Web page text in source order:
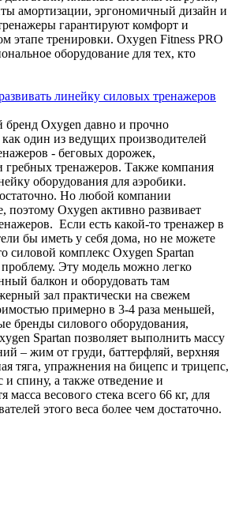
амортизации, эргономичный дизайн и
гарантируют комфорт и
этапе тренировки. Oxygen Fitness PRO
оборудование для тех, кто
линейку силовых тренажеров
бренд Oxygen давно и прочно
как один из ведущих производителей
- беговых дорожек,
гребных тренажеров. Также компания
оборудования для аэробики.
Но любой компании
поэтому Oxygen активно развивает
Если есть какой-то тренажер в
бы иметь у себя дома, но не можете
силовой комплекс Oxygen Spartan
Эту модель можно легко
балкон и оборудовать там
зал практически на свежем
примерно в 3-4 раза меньшей,
бренды силового оборудования,
Spartan позволяет выполнить массу
– жим от груди, баттерфляй, верхняя
тяга, упражнения на бицепс и трицепс,
спину, а также отведение и
весового стека всего 66 кг, для
этого веса более чем достаточно.